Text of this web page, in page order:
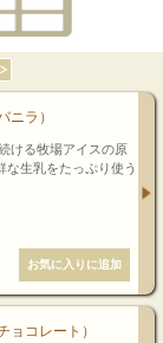
ニラ）
ける牧場アイスの原
な生乳をたっぷり使う
ョコレート）